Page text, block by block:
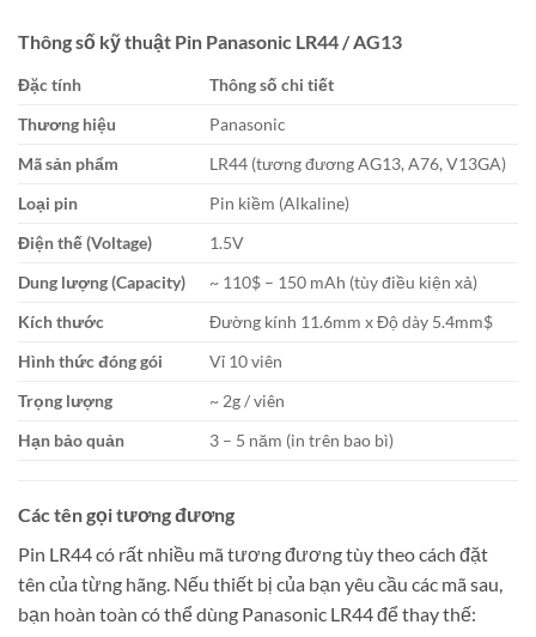
Thông số kỹ thuật Pin Panasonic LR44 / AG13
Đặc tính
Thông số chi tiết
Thương hiệu
Panasonic
Mã sản phẩm
LR44 (tương đương AG13, A76, V13GA)
Loại pin
Pin kiềm (Alkaline)
Điện thế (Voltage)
1.5V
Dung lượng (Capacity)
~ 110$ – 150 mAh (tùy điều kiện xả)
Kích thước
Đường kính 11.6mm x Độ dày 5.4mm$
Hình thức đóng gói
Vỉ 10 viên
Trọng lượng
~ 2g/ viên
Hạn bảo quản
3 – 5 năm (in trên bao bì)
Các tên gọi tương đương
Pin LR44 có rất nhiều mã tương đương tùy theo cách đặt
tên của từng hãng. Nếu thiết bị của bạn yêu cầu các mã sau,
bạn hoàn toàn có thể dùng Panasonic LR44 để thay thế: